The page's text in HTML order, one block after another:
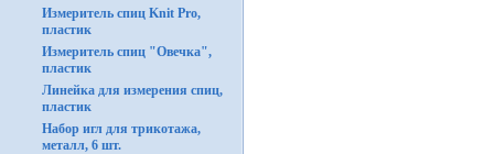
Измеритель спиц Knit Pro,
пластик
Измеритель спиц "Овечка",
пластик
Линейка для измерения спиц,
пластик
Набор игл для трикотажа,
металл, 6 шт.